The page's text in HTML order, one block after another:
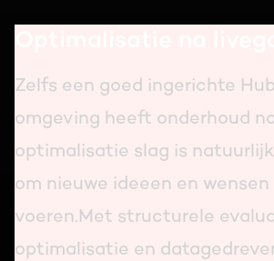
Zelfs een goed ingerichte
omgeving heeft onderhoud
optimalisatie slag is
om nieuwe ideeen en
voeren.Met structurele
optimalisatie en